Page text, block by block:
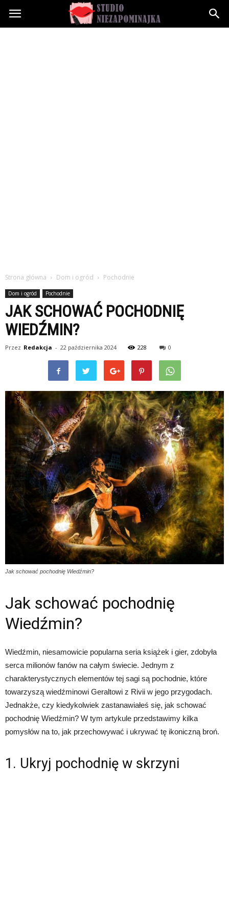
Studioniezapominajka.pl
Strona główna Dom i ogród Pochodnie
Dom i ogród Pochodnie
JAK SCHOWAĆ POCHODNIĘ
WIEDŹMIN?
Przez Redakcja - 22 października 2024 228 0
Jak schować pochodnię Wiedźmin?
Jak schować pochodnię
Wiedźmin?
Wiedźmin, niesamowicie popularna seria książek i gier, zdobyła
serca milionów fanów na całym świecie. Jednym z
charakterystycznych elementów tej sagi są pochodnie, które
towarzyszą wiedźminowi Geraltowi z Rivii w jego przygodach.
Jednakże, czy kiedykolwiek zastanawiałeś się, jak schować
pochodnię Wiedźmin? W tym artykule przedstawimy kilka
pomysłów na to, jak przechowywać i ukrywać tę ikoniczną broń.
1. Ukryj pochodnię w skrzyni